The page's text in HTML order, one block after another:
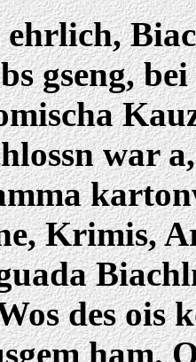
gseng,
war
Krimis,
des ois
ham.